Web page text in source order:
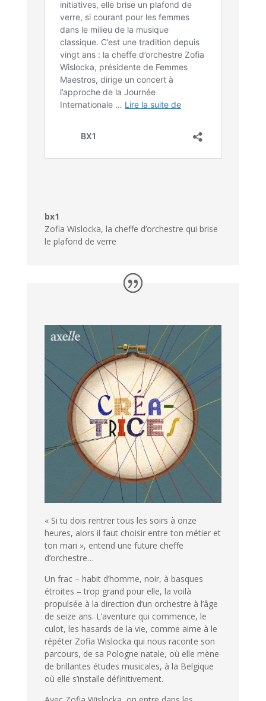
bx1
Zofia Wislocka, la cheffe d’orchestre qui brise
le plafond de verre
« Si tu dois rentrer tous les soirs à onze
heures, alors il faut choisir entre ton métier et
ton mari », entend une future cheffe
d’orchestre…
Un frac – habit d’homme, noir, à basques
étroites – trop grand pour elle, la voilà
propulsée à la direction d’un orchestre à l’âge
de seize ans. L’aventure qui commence, le
culot, les hasards de la vie, comme aime à le
répéter Zofia Wislocka qui nous raconte son
parcours, de sa Pologne natale, où elle mène
de brillantes études musicales, à la Belgique
où elle s’installe définitivement.